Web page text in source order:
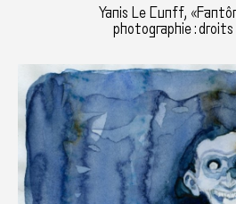
Yanis Le Cunff,
photographie : droits